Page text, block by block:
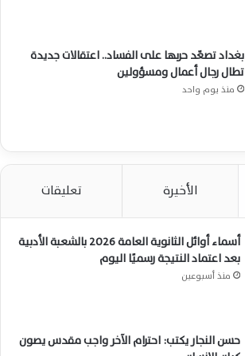
بغداد تصعّد حربها على الفساد.. اعتقالات جديدة
تطال رجال أعمال ومسؤولين
منذ يوم واحد
الأخيرة تعليقات
أسماء أوائل الثانوية العامة 2026 بالشعبة الأدبية
بعد اعتماد النتيجة رسميًا اليوم
منذ أسبوعين
حسن النجار يكتب: احترام الآخر واجب مقدس يصون